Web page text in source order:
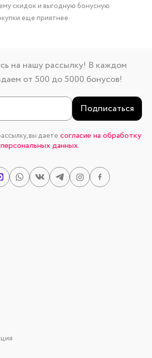
скидок и выгодную бонусную
еще приятнее.
на нашу рассылку! В каждом
от 500 до 5000 бонусов!
Подписаться
вы даете согласие на обработку
персональных данных.